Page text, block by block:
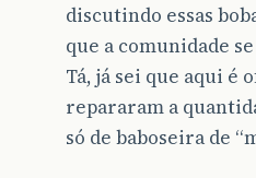
discutindo essas
que a comunidade
Tá, já sei que aqui é
repararam a
só de baboseira de